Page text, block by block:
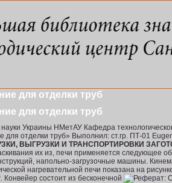
для отделки труб
для отделки труб
Украины НМетАУ Кафедра
отделки труб» Выполнил: ст.гр. ПТ-01
ВЫГРУЗКИ И ТРАНСПОРТИРОВКИ
их из, печи применяется следующее
напольно-загрузочные машины.
нагревательной печи показана на
Конвейер состоит из бесконечной